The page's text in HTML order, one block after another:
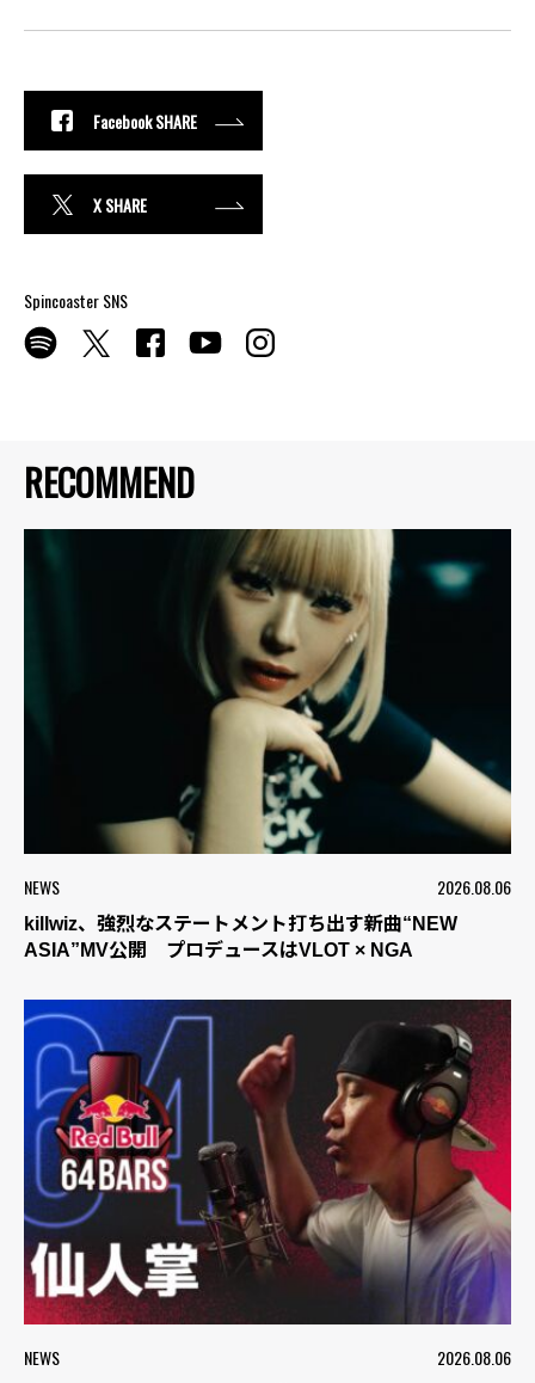
RECOMMEND
NEWS 2026.08.06
killwiz、強烈なステートメント打ち出す新曲“NEW
ASIA”MV公開 プロデュースはVLOT × NGA
NEWS 2026.08.06
Facebook SHARE
X SHARE
Spincoaster SNS